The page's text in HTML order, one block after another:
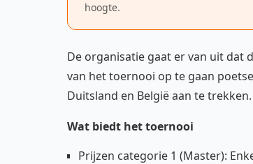
hoogte.
De organisatie gaat er van uit dat
van het toernooi op te gaan
Duitsland en België aan te trekken.
Wat biedt het toernooi
Prijzen categorie 1 (Master):